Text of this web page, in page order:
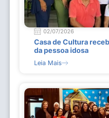
02/07/2026
Casa de Cultura
da pessoa idosa
Leia Mais